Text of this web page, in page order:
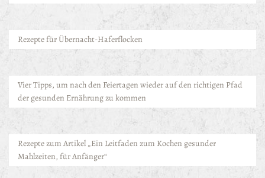
Rezepte für Übernacht-Haferflocken
Vier Tipps, um nach den Feiertagen wieder auf den richtigen Pfad
der gesunden Ernährung zu kommen
Rezepte zum Artikel „Ein Leitfaden zum Kochen gesunder
Mahlzeiten, für Anfänger“